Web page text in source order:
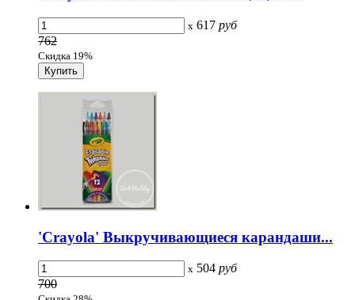
x 617 руб
762
Скидка 19%
'Crayola' Выкручивающиеся карандаши...
x 504 руб
700